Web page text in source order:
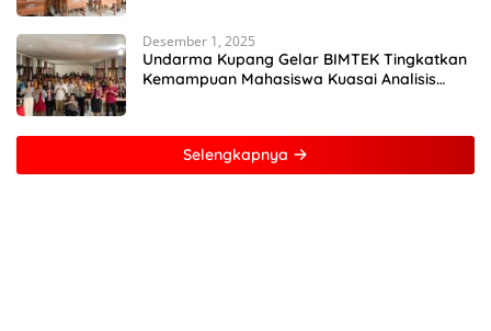
Desember 1, 2025
Undarma Kupang Gelar BIMTEK Tingkatkan
Kemampuan Mahasiswa Kuasai Analisis
Selengkapnya